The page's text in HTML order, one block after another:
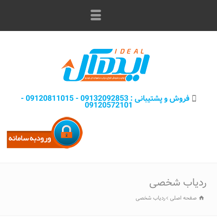
فروش و پشتيبانی : 09132092853 - 09120811015 -
09120572101
ردیاب شخصی
صفحه اصلی ردیاب شخصی